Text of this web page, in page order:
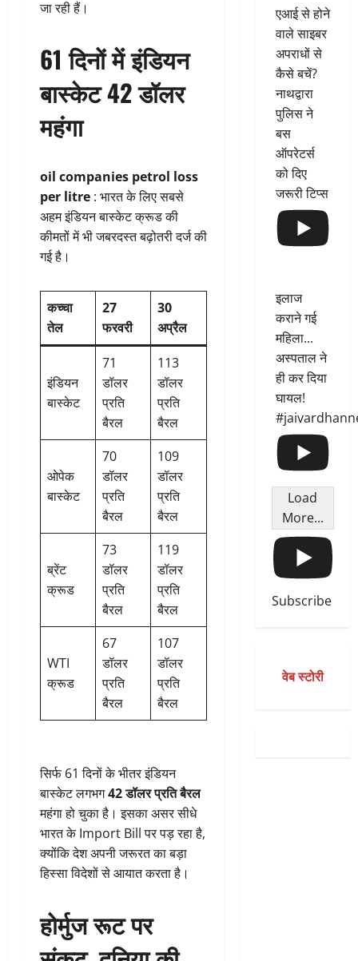
जा रही हैं।
61 दिनों में इंडियन
बास्केट 42 डॉलर
महंगा
oil companies petrol loss
per litre : भारत के लिए सबसे
अहम इंडियन बास्केट क्रूड की
कीमतों में भी जबरदस्त बढ़ोतरी दर्ज की
गई है।
कच्चा
तेल
27
फरवरी
30
अप्रैल
इंडियन
बास्केट
71
डॉलर
प्रति
बैरल
113
डॉलर
प्रति
बैरल
ओपेक
बास्केट
70
डॉलर
प्रति
बैरल
109
डॉलर
प्रति
बैरल
ब्रेंट
क्रूड
73
डॉलर
प्रति
बैरल
119
डॉलर
प्रति
बैरल
WTI
क्रूड
67
डॉलर
प्रति
बैरल
107
डॉलर
प्रति
बैरल
सिर्फ 61 दिनों के भीतर इंडियन
बास्केट लगभग42 डॉलर प्रति बैरल
महंगा हो चुका है। इसका असर सीधे
भारत के Import Bill पर पड़ रहा है,
क्योंकि देश अपनी जरूरत का बड़ा
हिस्सा विदेशों से आयात करता है।
होर्मुज रूट पर
एआई से होने
वाले साइबर
अपराधों से
कैसे बचें?
नाथद्वारा
पुलिस ने
बस
ऑपरेटर्स
को दिए
जरूरी टिप्स
इलाज
कराने गई
महिला...
अस्पताल ने
ही कर दिया
घायल!
Load
More...
Subscribe
वेब स्टोरी